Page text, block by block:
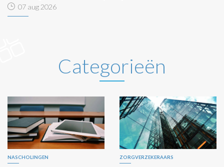
07 aug 2026
Categorieën
NASCHOLINGEN ZORGVERZEKERAARS